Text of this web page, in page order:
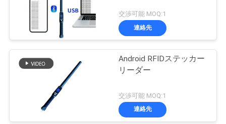
交渉可能 MOQ:1
連絡先
Android RFIDステッカー
リーダー
交渉可能 MOQ:1
連絡先